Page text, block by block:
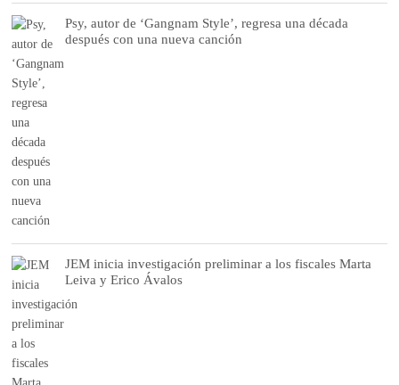
Psy, autor de ‘Gangnam Style’, regresa una década
después con una nueva canción
JEM inicia investigación preliminar a los fiscales Marta
Leiva y Erico Ávalos